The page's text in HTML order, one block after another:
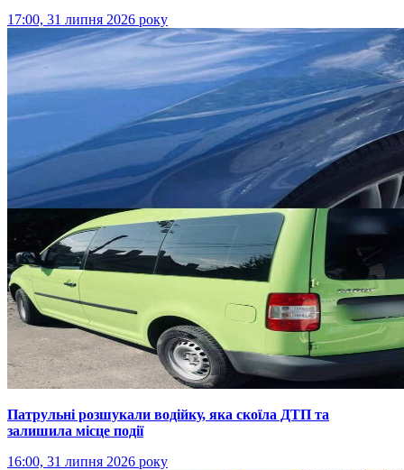
17:00, 31 липня 2026 року
Патрульні розшукали водійку, яка скоїла ДТП та
залишила місце події
16:00, 31 липня 2026 року